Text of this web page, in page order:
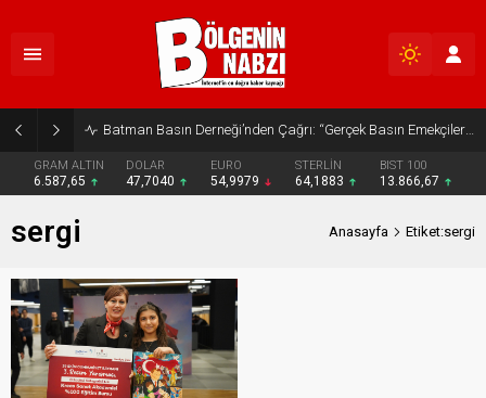
Batman Basın Derneği’nden Çağrı: “Gerçek Basın Emekçileri Desteklenmeli”
GRAM ALTIN
6.587,65
DOLAR
47,7040
EURO
54,9979
STERLİN
64,1883
BIST 100
13.866,67
sergi Anasayfa Etiket:sergi